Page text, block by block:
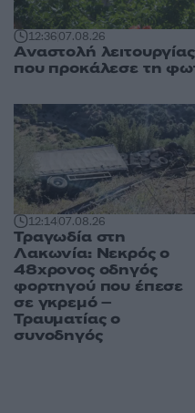
12:3607.08.26
Αναστολή
που προκάλεσε τη
12:1407.08.26
Τραγωδία στη
Λακωνία: Νεκρός ο
48χρονος οδηγός
φορτηγού που έπεσε
σε γκρεμό –
Τραυματίας ο
συνοδηγός